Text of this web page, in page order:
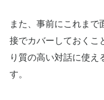
また、事前にこれまで
接でカバーしておくこ
り質の高い対話に使
す。